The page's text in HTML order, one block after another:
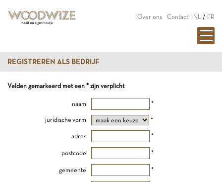
Over ons Contact NL / FR
REGISTREREN ALS BEDRIJF
Velden gemarkeerd met een * zijn verplicht
naam *
juridische vorm *
adres *
postcode *
gemeente *